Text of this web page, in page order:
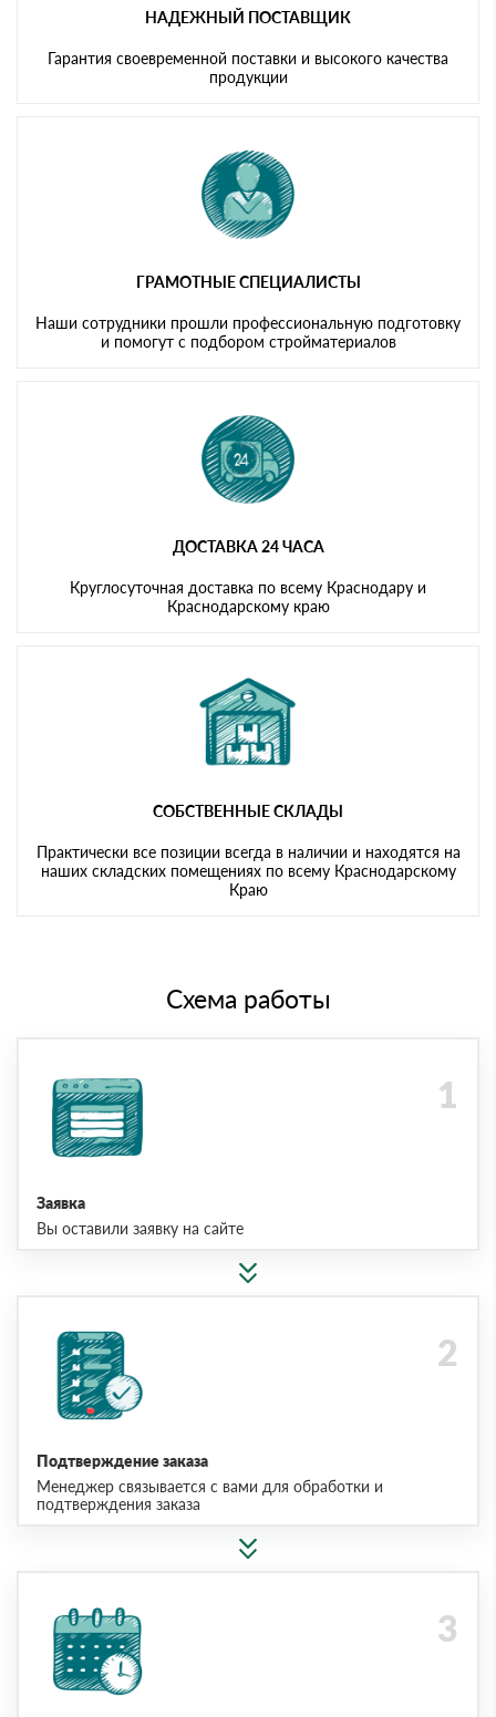
НАДЕЖНЫЙ ПОСТАВЩИК
Гарантия своевременной поставки и высокого качества
продукции
ГРАМОТНЫЕ СПЕЦИАЛИСТЫ
Наши сотрудники прошли профессиональную подготовку
и помогут с подбором стройматериалов
ДОСТАВКА 24 ЧАСА
Круглосуточная доставка по всему Краснодару и
Краснодарскому краю
СОБСТВЕННЫЕ СКЛАДЫ
Практически все позиции всегда в наличии и находятся на
наших складских помещениях по всему Краснодарскому
Краю
Схема работы
Заявка
Вы оставили заявку на сайте
Подтверждение заказа
Менеджер связывается с вами для обработки и
подтверждения заказа